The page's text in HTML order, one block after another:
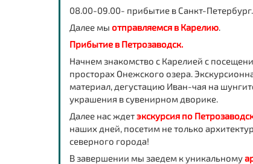
08.00-09.00- прибытие в Санкт-Петербург.
Далее мыотправляемся в Карелию.
Прибытие в Петрозаводск.
Начнем знакомство с Карелией с
просторах Онежского озера.
материал, дегустацию Иван-чая на
украшения в сувенирном дворике.
Далее нас ждетэкскурсия по
наших дней, посетим не только
северного города!
В завершении мы заедем к уникальному